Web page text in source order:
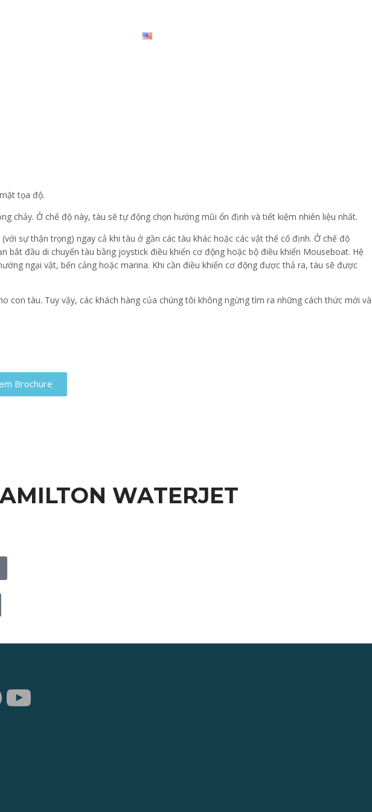
tọa độ.
chảy. Ở chế độ này, tàu sẽ tự động chọn hướng mũi ổn định và tiết kiệm nhiên liệu nhất.
sự thận trọng) ngay cả khi tàu ở gần các tàu khác hoặc các vật thể cố định. Ở chế độ
bắt đầu di chuyển tàu bằng joystick điều khiển cơ động hoặc bộ điều khiển Mouseboat. Hệ
ngại vật, bến cảng hoặc marina. Khi cần điều khiển cơ động được thả ra, tàu sẽ được
con tàu. Tuy vậy, các khách hàng của chúng tôi không ngừng tìm ra những cách thức mới và
Brochure
WATERJET